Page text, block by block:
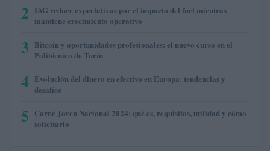
2 IAG reduce expectativas por el impacto del fuel mientras
mantiene crecimiento operativo
3 Bitcoin y oportunidades profesionales: el nuevo curso en el
Politécnico de Turín
4 Evolución del dinero en efectivo en Europa: tendencias y
desafíos
5 Carné Joven Nacional 2024: qué es, requisitos, utilidad y cómo
solicitarlo